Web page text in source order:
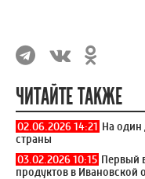
ЧИТАЙТЕ ТАКЖЕ
02.06.2026 14:21 На один
страны
03.02.2026 10:15 Первый
продуктов в Ивановской